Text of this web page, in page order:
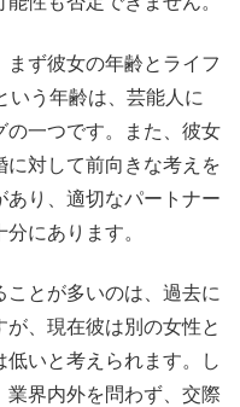
ず彼女の年齢とライフ
いう年齢は、芸能人に
の一つです。また、彼女
に対して前向きな考えを
り、適切なパートナー
にあります。
とが多いのは、過去に
、現在彼は別の女性と
いと考えられます。し
界内外を問わず、交際